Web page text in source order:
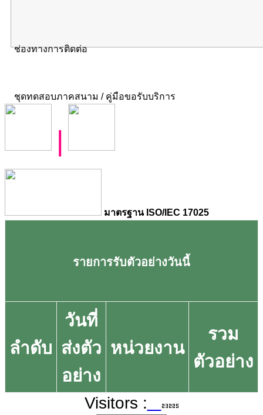
ช่องทางการติดต่อ
ชุดทดสอบภาคสนาม / คู่มือขอรับบริการ
มาตรฐาน ISO/IEC 17025
รายการรับตัวอย่างวันนี้
ลำดับ
วันที่
ส่งตัว
อย่าง
หน่วยงาน
รวม
ตัวอย่าง
Visitors :